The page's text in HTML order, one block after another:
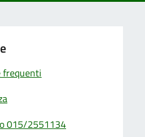
frequenti
015/2551134